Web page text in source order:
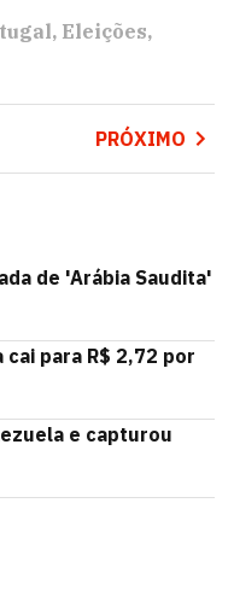
Eleições
PRÓXIMO
de 'Arábia Saudita'
cai para R$ 2,72 por
e capturou